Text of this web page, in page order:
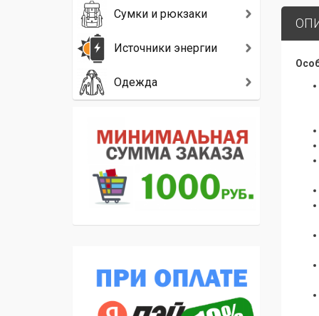
Сумки и рюкзаки
Источники энергии
Одежда